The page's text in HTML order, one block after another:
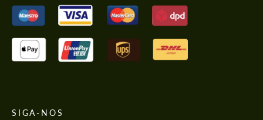
SIGA-NOS